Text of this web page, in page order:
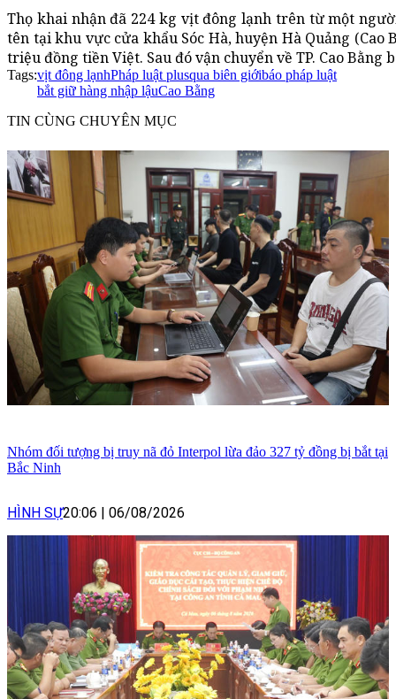
Thọ khai nhận đã 224 kg vịt đông lạnh trên từ một
tên tại khu vực cửa khẩu Sóc Hà, huyện Hà Quảng (Cao
triệu đồng tiền Việt. Sau đó vận chuyển về TP. Cao Bằng
Tags:vịt đông lạnhPháp luật plusqua biên giớibáo pháp luật
bắt giữ hàng nhập lậuCao Bằng
TIN CÙNG CHUYÊN MỤC
Nhóm đối tượng bị truy nã đỏ Interpol lừa đảo 327 tỷ đồng bị bắt tại
Bắc Ninh
HÌNH SỰ20:06 06/08/2026